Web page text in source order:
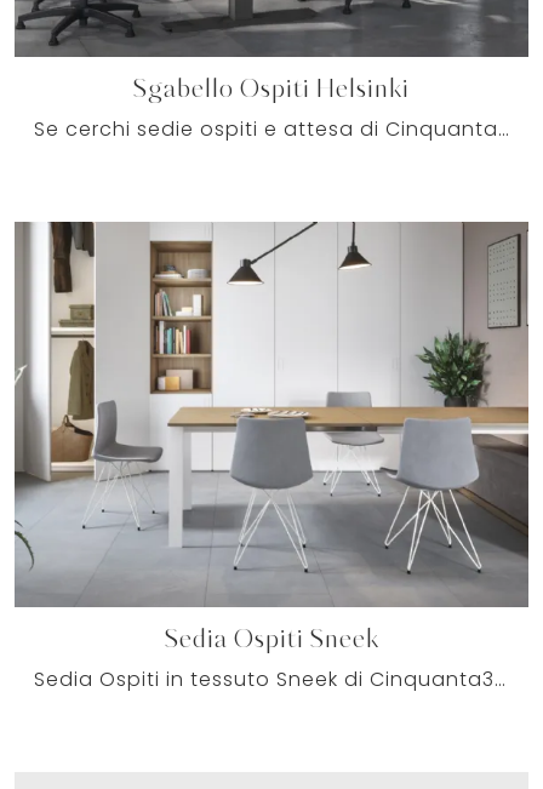
Sgabello Ospiti Helsinki
Se cerchi sedie ospiti e attesa di Cinquanta3, clicca e scopri di più sul modello Sgabello Ospiti Helsinki in tessuto per gli spazi di lavoro!
Sedia Ospiti Sneek
Sedia Ospiti in tessuto Sneek di Cinquanta3: fa parte della collezione di Arredo Ufficio che il marchio progetta, in grado di unire doti di ...